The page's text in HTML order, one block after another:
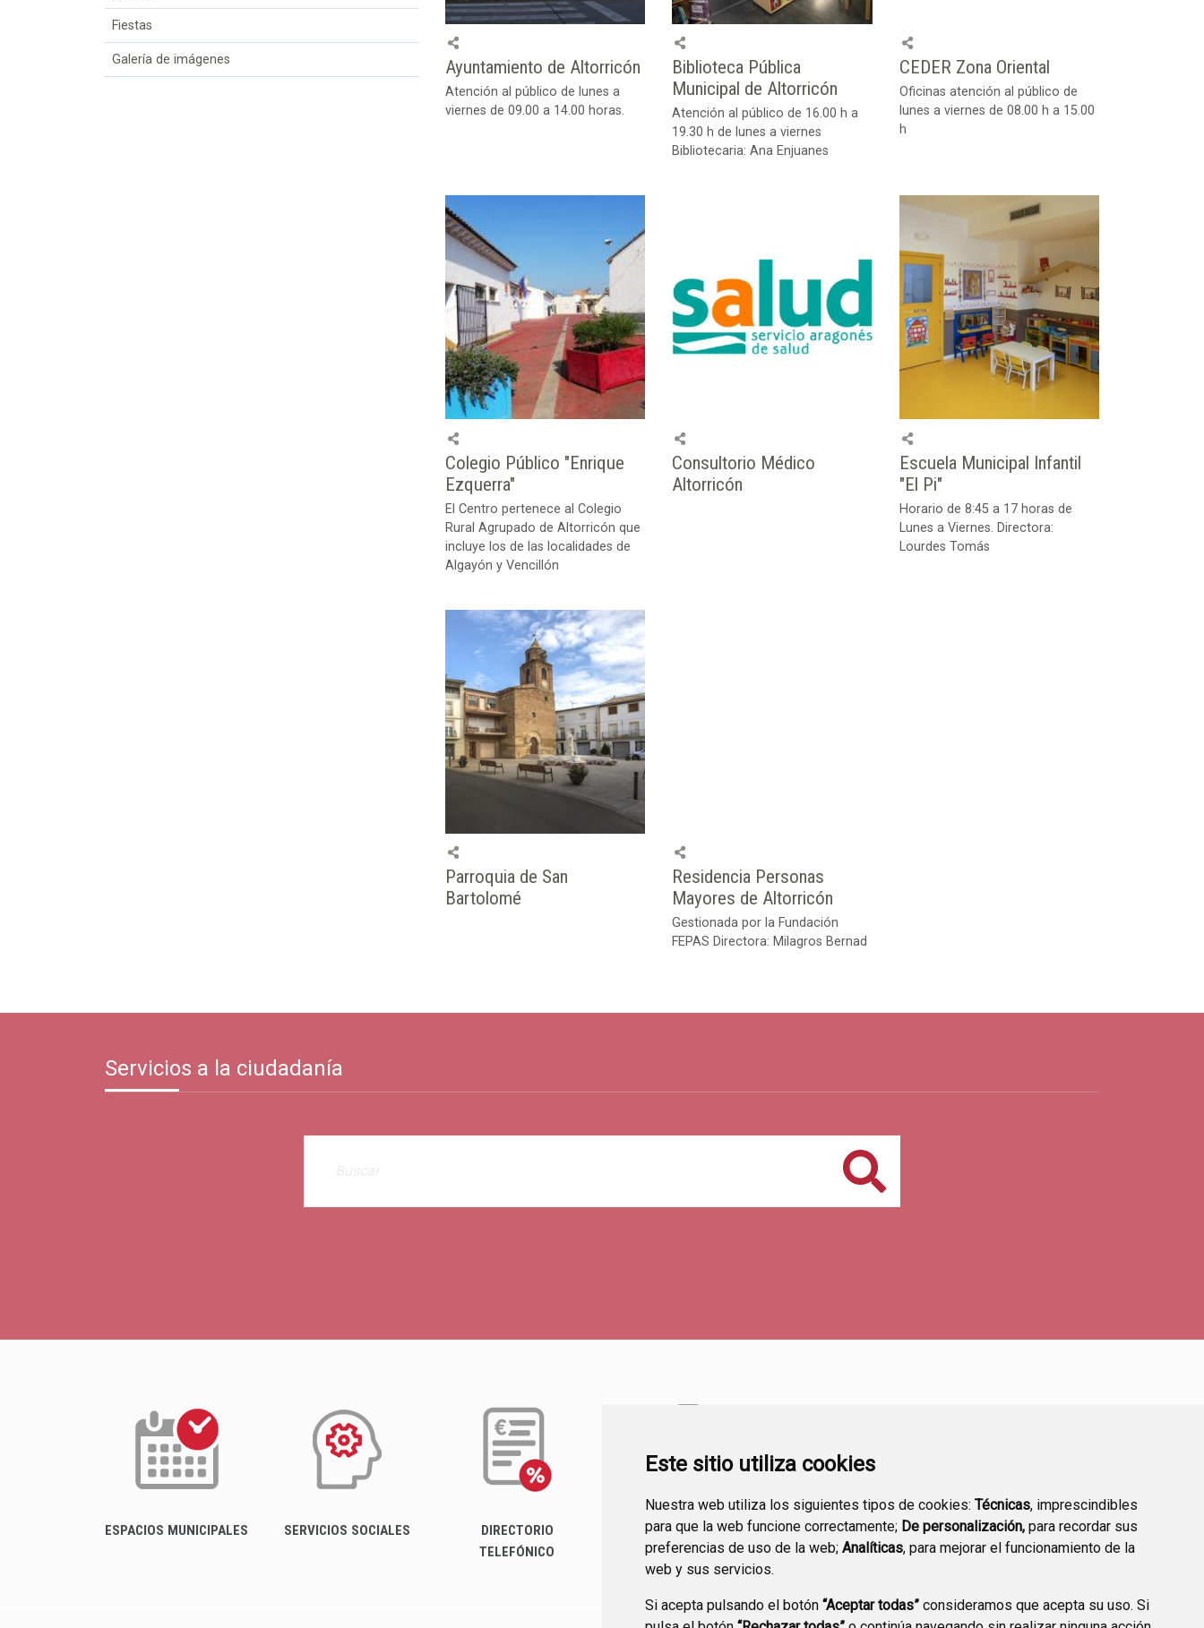
Este sitio utiliza cookies
Nuestra web utiliza los siguientes tipos de cookies: Técnicas, imprescindibles
para que la web funcione correctamente; De personalización, para recordar sus
preferencias de uso de la web; Analíticas, para mejorar el funcionamiento de la
web y sus servicios.
Si acepta pulsando el botón “Aceptar todas” consideramos que acepta su uso. Si
Fiestas
Galería de imágenes Ayuntamiento de Altorricón
Atención al público de lunes a
viernes de 09.00 a 14.00 horas.
Biblioteca Pública
Municipal de Altorricón
Atención al público de 16.00 h a
19.30 h de lunes a viernes
Bibliotecaria: Ana Enjuanes
CEDER Zona Oriental
Oficinas atención al público de
lunes a viernes de 08.00 h a 15.00
h
Colegio Público "Enrique
Ezquerra"
El Centro pertenece al Colegio
Rural Agrupado de Altorricón que
incluye los de las localidades de
Algayón y Vencillón
Consultorio Médico
Altorricón
Escuela Municipal Infantil
"El Pi"
Horario de 8:45 a 17 horas de
Lunes a Viernes. Directora:
Lourdes Tomás
Parroquia de San
Bartolomé
Residencia Personas
Mayores de Altorricón
Gestionada por la Fundación
FEPAS Directora: Milagros Bernad
Servicios a la ciudadanía
Buscar
ESPACIOS MUNICIPALES SERVICIOS SOCIALES
DIRECTORIO
TELEFÓNICO
PERFIL DEL
CONTRATANTE
FARMACIAS DE GUARDIA